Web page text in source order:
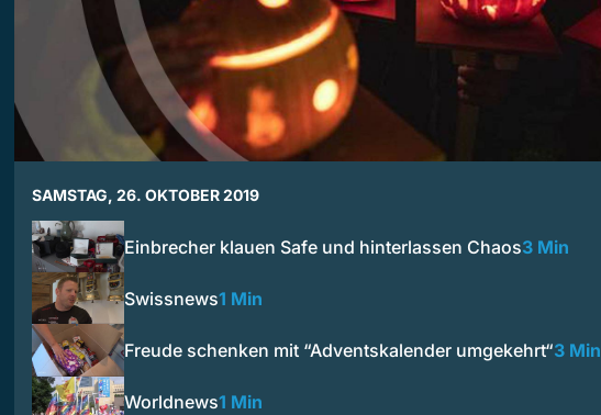
SAMSTAG, 26. OKTOBER 2019
Einbrecher klauen Safe und hinterlassen Chaos3 Min
Swissnews1 Min
Freude schenken mit “Adventskalender umgekehrt“3 Min
Worldnews1 Min